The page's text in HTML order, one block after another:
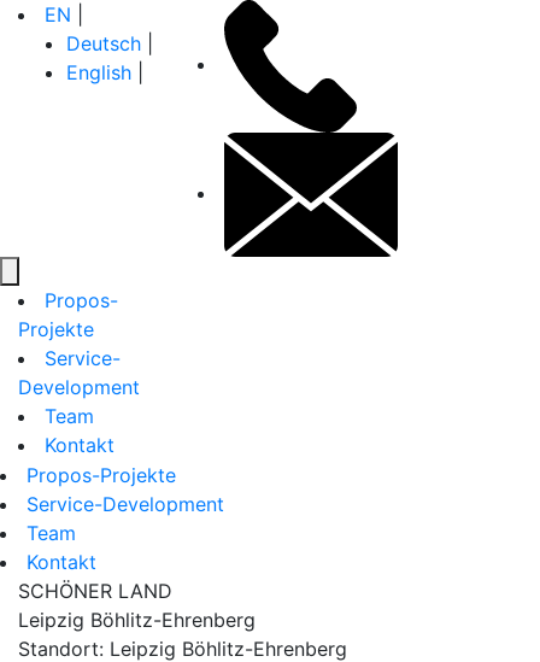
Zum
Inhalt
springen
EN
Deutsch
English
+49
30
26
71
14
contactinfo
Propos-
Projekte
Service-
Development
Team
Kontakt
Propos-Projekte
Service-Development
Team
Kontakt
SCHÖNER LAND
Leipzig Böhlitz-Ehrenberg
Standort: Leipzig Böhlitz-Ehrenberg